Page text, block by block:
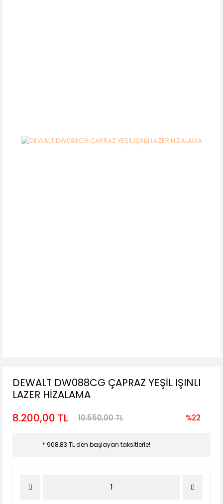
DEWALT DW088CG ÇAPRAZ YEŞİL IŞINLI
LAZER HİZALAMA
8.200,00 TL
10.550,00 TL %22
* 908,83 TL den başlayan taksitlerle!